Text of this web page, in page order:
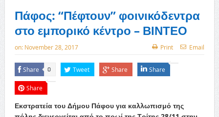
Πάφος: “Πέφτουν” φοινικόδεντρα
στο εμπορικό κέντρο – ΒΙΝΤΕΟ
on: November 28, 2017 Print Email
Share 0 Tweet Share Share
Share
Εκστρατεία του Δήμου Πάφου για καλλωπισμό της